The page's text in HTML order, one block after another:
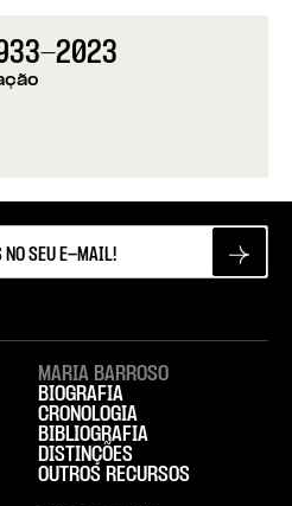
2023
| 1933-2023
MARIA BARROSO
BIOGRAFIA
CRONOLOGIA
BIBLIOGRAFIA
DISTINÇÕES
OUTROS RECURSOS